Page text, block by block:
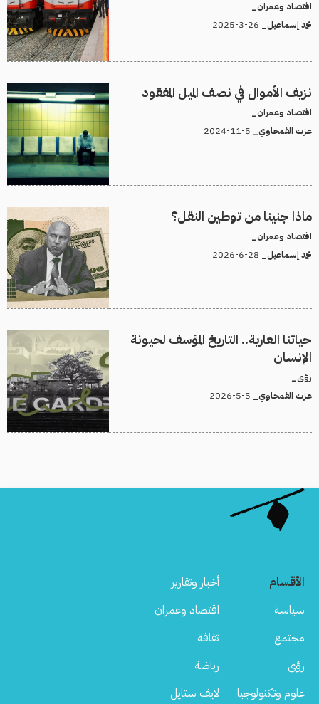
اقتصاد وعمران_
محمد إسماعيل_
نزيف الأموال في نصف الميل المفقود
اقتصاد وعمران_
عزت القمحاوي_
ماذا جنينا من توطين النقل؟
اقتصاد وعمران_
محمد إسماعيل_
حياتنا العارية.. التاريخ المؤسف لحيونة
الإنسان
رؤى_
عزت القمحاوي_
الأقسام
أخبار وتقارير
سياسة
اقتصاد وعمران
مجتمع
ثقافة
رؤى
رياضة
علوم وتكنولوجيا
لايف ستايل